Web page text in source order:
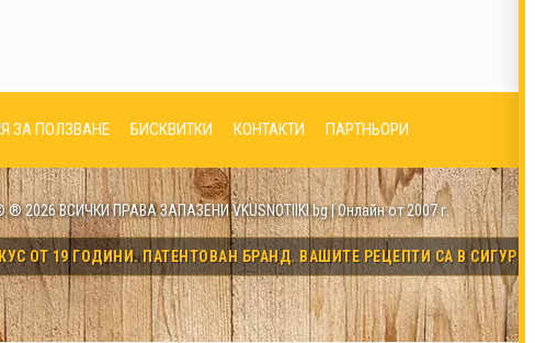
ЗА ПОЛЗВАНЕ БИСКВИТКИ КОНТАКТИ ПАРТНЬОРИ
® 2026 ВСИЧКИ ПРАВА ЗАПАЗЕНИ VKUSNOTIIKI.bg | Онлайн от 2007 г.
ОТ 19 ГОДИНИ. ПАТЕНТОВАН БРАНД. ВАШИТЕ РЕЦЕПТИ СА В СИГУРНИ